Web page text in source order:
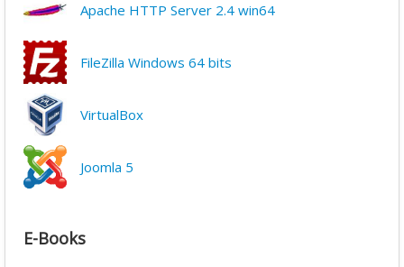
Apache HTTP Server 2.4 win64
FileZilla Windows 64 bits
VirtualBox
Joomla 5
E-Books